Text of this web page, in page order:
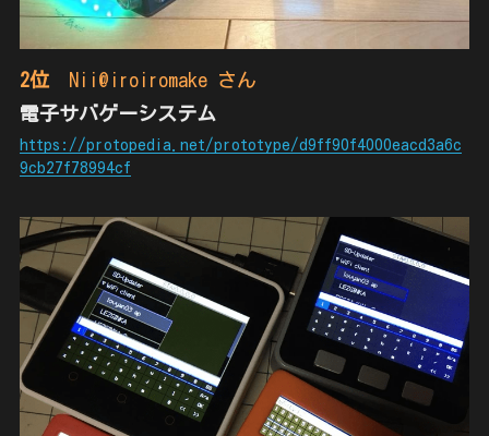
2位
Nii@iroiromake さん
電子サバゲーシステム
https://protopedia.net/prototype/d9ff90f4000eacd3a6c
9cb27f78994cf